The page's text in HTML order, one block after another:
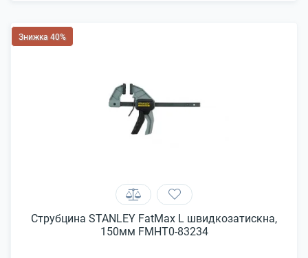
Знижка 40%
Струбцина STANLEY FatMax L швидкозатискна,
150мм FMHT0-83234